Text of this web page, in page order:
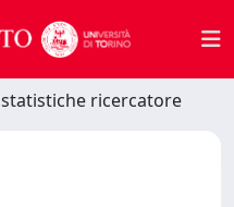
statistiche ricercatore